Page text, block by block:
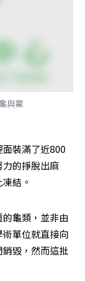
與鱉
裝滿了近800
的掙脫出麻
結。
龜類，並非由
單位就直接向
毀，然而這批